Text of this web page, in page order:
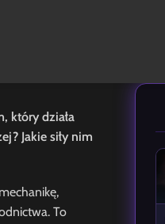
który działa
Jakie siły nim
To